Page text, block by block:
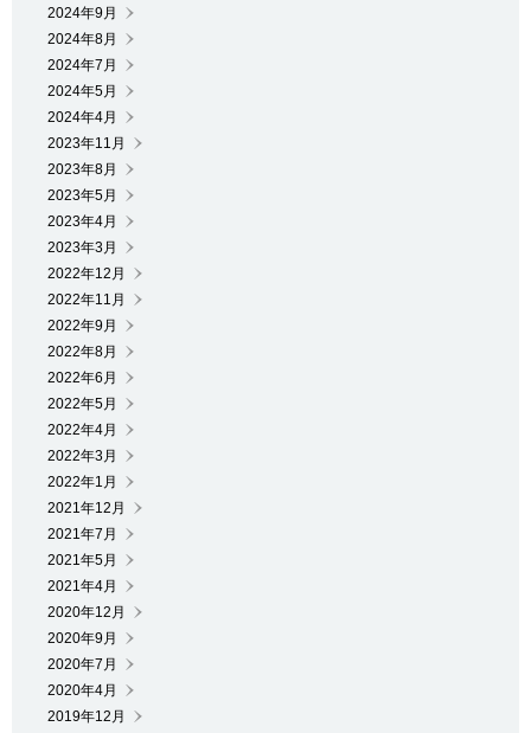
2024年9月
2024年8月
2024年7月
2024年5月
2024年4月
2023年11月
2023年8月
2023年5月
2023年4月
2023年3月
2022年12月
2022年11月
2022年9月
2022年8月
2022年6月
2022年5月
2022年4月
2022年3月
2022年1月
2021年12月
2021年7月
2021年5月
2021年4月
2020年12月
2020年9月
2020年7月
2020年4月
2019年12月